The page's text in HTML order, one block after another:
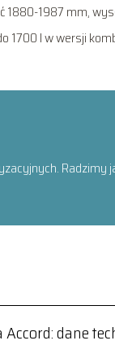
1987 mm,
1700 l w wersji
Radzimy
Accord: dane